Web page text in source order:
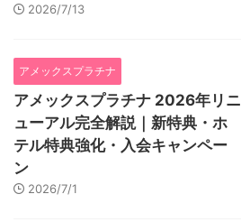
2026/7/13
アメックスプラチナ
アメックスプラチナ 2026年リニ
ューアル完全解説｜新特典・ホ
テル特典強化・入会キャンペー
ン
2026/7/1